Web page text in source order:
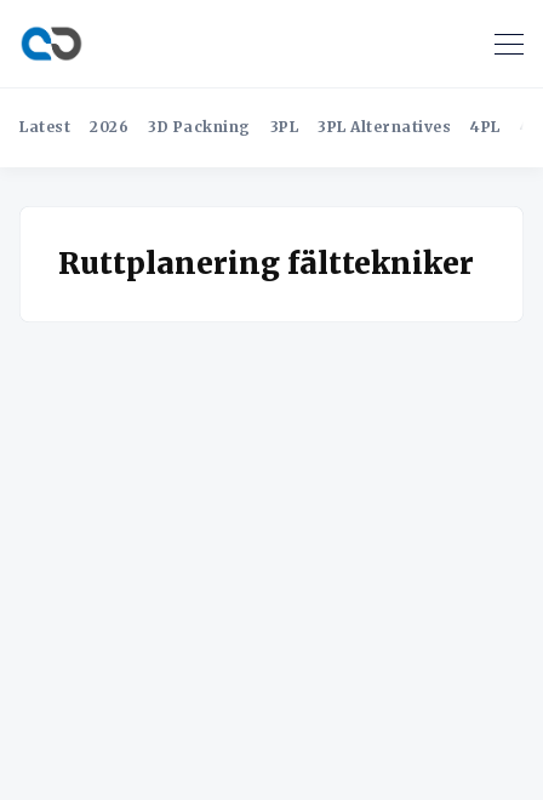
Latest 2026 3D Packning 3PL 3PL Alternatives 4PL
Ruttplanering fälttekniker